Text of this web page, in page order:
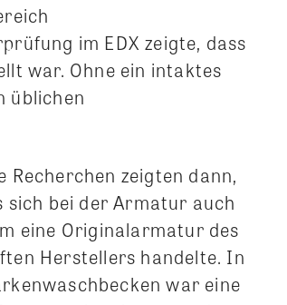
im EDX zeigte, dass
war. Ohne ein intaktes
üblichen
Recherchen zeigten dann,
sich bei der Armatur auch
eine Originalarmatur des
Herstellers handelte. In
war eine